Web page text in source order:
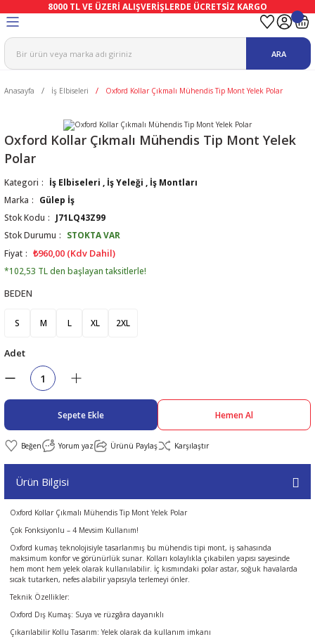
8000 TL VE ÜZERİ ALIŞVERİŞLERDE ÜCRETSİZ KARGO
Tulum
Eldivenler
Eldiven
Ve Vizör
Ekipmanları
ARA
Anasayfa İş Elbiseleri Oxford Kollar Çıkmalı Mühendis Tip Mont Yelek Polar
Oxford Kollar Çıkmalı Mühendis Tip Mont Yelek
Polar
Kategori İş Elbiseleri İş Yeleği
İş Montları
Marka
Gülep İş
Stok Kodu
J71LQ43Z99
Stok Durumu
STOKTA VAR
Fiyat
₺960,00 (Kdv Dahil)
*102,53 TL den başlayan taksitlerle!
BEDEN
S M L XL 2XL
Adet
Sepete Ekle Hemen Al
Yorum yaz Ürünü Paylaş Karşılaştır
Ürün Bilgisi
Oxford Kollar Çıkmalı Mühendis Tip Mont Yelek Polar
Çok Fonksiyonlu – 4 Mevsim Kullanım!
Oxford kumaş teknolojisiyle tasarlanmış bu mühendis tipi mont, iş sahasında
maksimum konfor ve görünürlük sunar. Kolları kolaylıkla çıkabilen yapısı sayesinde
hem mont hem yelek olarak kullanılabilir. İç kısmındaki polar astar, soğuk havalarda
sıcak tutarken, nefes alabilir yapısıyla terlemeyi önler.
Teknik Özellikler:
Oxford Dış Kumaş: Suya ve rüzgâra dayanıklı
Çıkarılabilir Kollu Tasarım: Yelek olarak da kullanım imkanı